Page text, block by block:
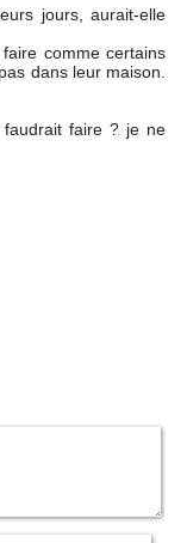
jours, aurait-elle
comme certains
dans leur maison.
faire ? je ne